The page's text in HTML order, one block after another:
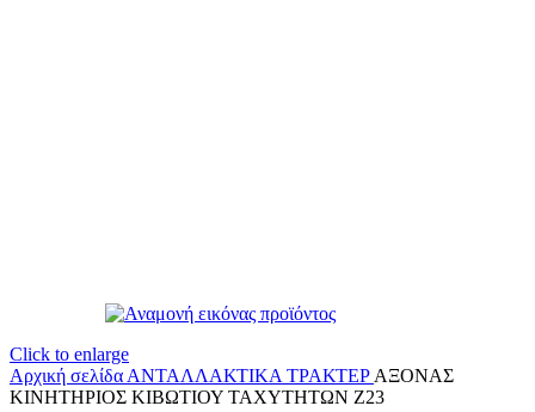
Click to enlarge
Αρχική σελίδα ΑΝΤΑΛΛΑΚΤΙΚΑ ΤΡΑΚΤΕΡ ΑΞΟΝΑΣ
ΚΙΝΗΤΗΡΙΟΣ ΚΙΒΩΤΙΟΥ ΤΑΧΥΤΗΤΩΝ Ζ23